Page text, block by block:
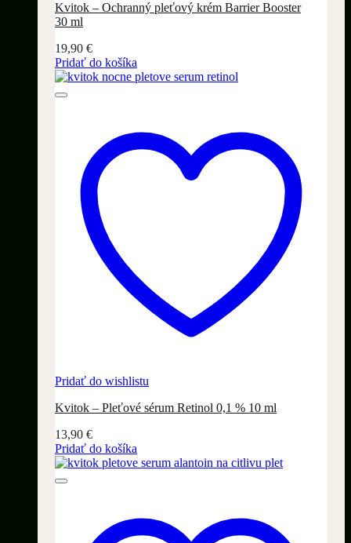
Kvitok – Ochranný pleťový krém Barrier Booster
30 ml
19,90 €
Pridať do košíka
Pridať do wishlistu
Kvitok – Pleťové sérum Retinol 0,1 % 10 ml
13,90 €
Pridať do košíka